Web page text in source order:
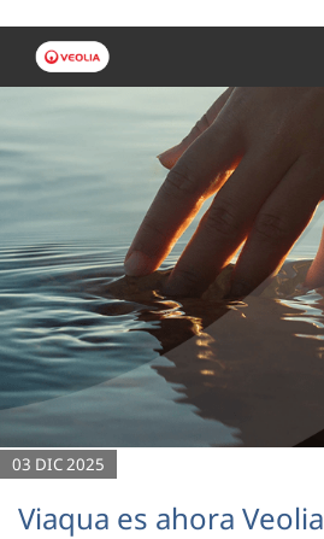
03 DIC 2025
Viaqua es ahora Veolia